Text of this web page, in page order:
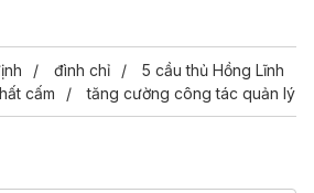
đình chỉ
5 cầu thủ Hồng Lĩnh
cấm tăng cường công tác quản lý